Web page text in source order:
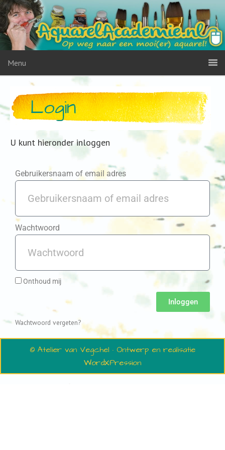
Menu
Login
U kunt hieronder inloggen
Gebruikersnaam of email adres
Wachtwoord
Onthoud mij
Inloggen
Wachtwoord vergeten?
© Atelier van Vegchel · Ontwerp en realisatie
WordXPression